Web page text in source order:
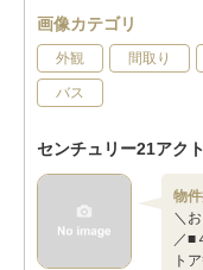
画像カテゴリ
外観 間取り
バス
センチュリー21アクト
物
＼
／■
ト